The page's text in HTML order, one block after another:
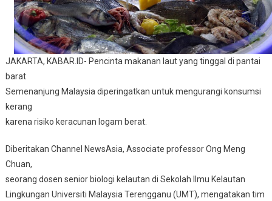
JAKARTA, KABAR.ID- Pencinta makanan laut yang tinggal di pantai
barat
Semenanjung Malaysia diperingatkan untuk mengurangi konsumsi
kerang
karena risiko keracunan logam berat.
Diberitakan Channel NewsAsia, Associate professor Ong Meng
Chuan,
seorang dosen senior biologi kelautan di Sekolah Ilmu Kelautan
Lingkungan Universiti Malaysia Terengganu (UMT), mengatakan tim